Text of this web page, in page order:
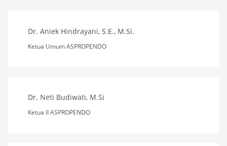
Dr. Aniek Hindrayani, S.E., M.Si.
Ketua Umum ASPROPENDO
Dr. Neti Budiwati, M.Si
Ketua II ASPROPENDO